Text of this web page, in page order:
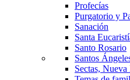
Profecías
Purgatorio y
Sanación
Santa
Santo Rosario
Santos
Sectas,